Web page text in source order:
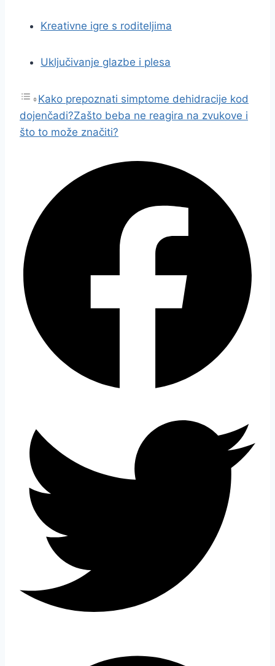
Kreativne igre s roditeljima
Uključivanje glazbe i plesa
Kako prepoznati simptome dehidracije kod
dojenčadi?Zašto beba ne reagira na zvukove i
što to može značiti?